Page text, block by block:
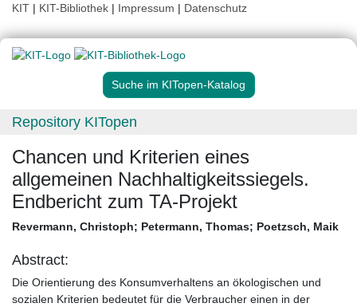
KIT | KIT-Bibliothek | Impressum | Datenschutz
Suche im KITopen-Katalog
Repository KITopen
Chancen und Kriterien eines
allgemeinen Nachhaltigkeitssiegels.
Endbericht zum TA-Projekt
Revermann, Christoph; Petermann, Thomas; Poetzsch, Maik
Abstract:
Die Orientierung des Konsumverhaltens an ökologischen und
sozialen Kriterien bedeutet für die Verbraucher einen in der